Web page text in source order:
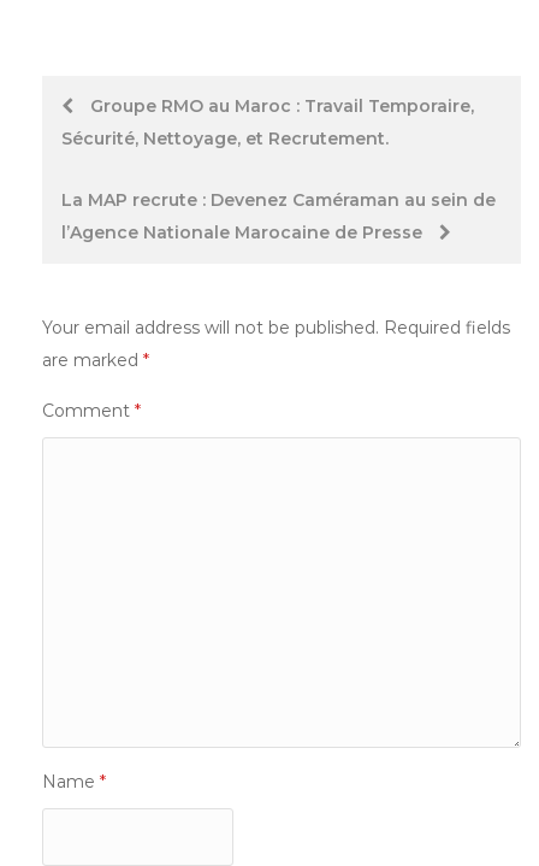
PostGroupe RMO au Maroc : Travail Temporaire,
Sécurité, Nettoyage, et Recrutement.
La MAP recrute : Devenez Caméraman au sein de
l’Agence Nationale Marocaine de Presse
Your email address will not be published. Required fields
are marked *
Comment *
Name *